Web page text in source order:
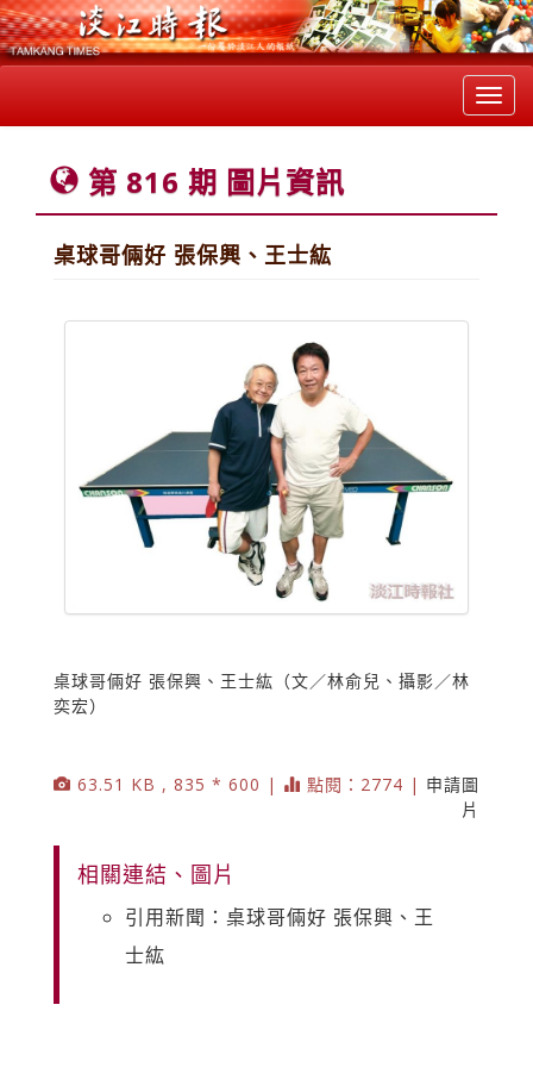
第 816 期 圖片資訊
桌球哥倆好 張保興、王士紘
桌球哥倆好 張保興、王士紘（文／林俞兒、攝影／林
奕宏）
63.51 KB , 835 * 600 | 點閱：2774 | 申請圖
片
相關連結、圖片
引用新聞：桌球哥倆好 張保興、王
士紘